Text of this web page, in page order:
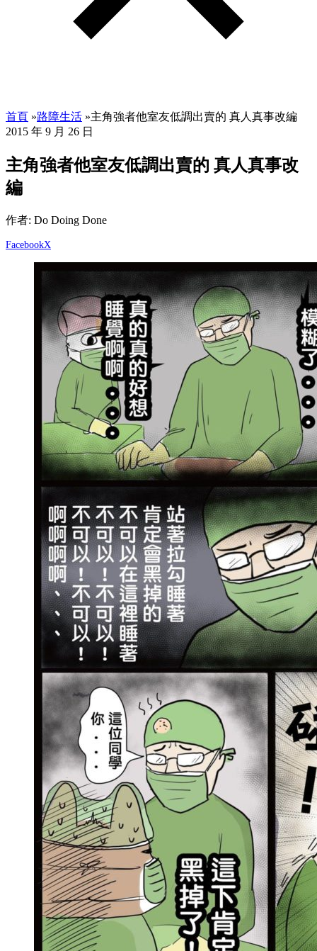
首頁 »路障生活 »主角強者他室友低調出賣的 真人真事改編
2015 年 9 月 26 日
主角強者他室友低調出賣的 真人真事改
編
作者: Do Doing Done
FacebookX